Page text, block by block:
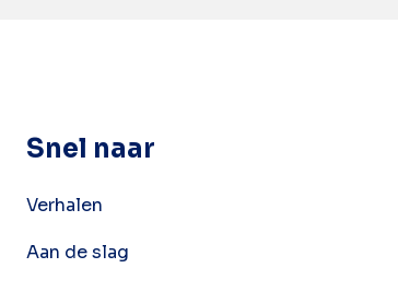
Snel naar
Verhalen
Aan de slag